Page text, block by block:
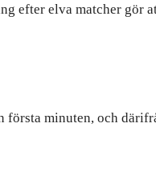
efter elva matcher gör
första minuten, och